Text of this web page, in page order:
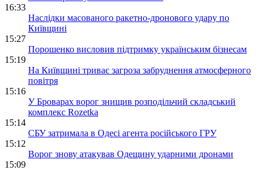
16:33
Наслідки масованого ракетно-дронового удару по
Київщині
15:27
Порошенко висловив підтримку українським бізнесам
15:19
На Київщині триває загроза забруднення атмосферного
повітря
15:16
У Броварах ворог знищив розподільчий складський
комплекс Rozetka
15:14
СБУ затримала в Одесі агента російського ГРУ
15:12
Ворог знову атакував Одещину ударними дронами
15:09